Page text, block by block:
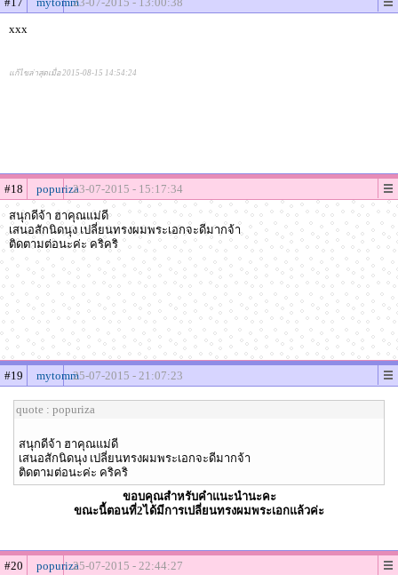
xxx
แก้ไขล่าสุดเมื่อ 2015-08-15 14:54:24
#18 popuriza23-07-2015 - 15:17:34
สนุกดีจ้า ฮาคุณแม่ดี
เสนอสักนิดนุง เปลี่ยนทรงผมพระเอกจะดีมากจ้า
ติดตามต่อนะค่ะ คริคริ
#19 mytomm25-07-2015 - 21:07:23
quote : popuriza
สนุกดีจ้า ฮาคุณแม่ดี
เสนอสักนิดนุง เปลี่ยนทรงผมพระเอกจะดีมากจ้า
ติดตามต่อนะค่ะ คริคริ
ขอบคุณสำหรับคำแนะนำนะคะ
ขณะนี้ตอนที่2ได้มีการเปลี่ยนทรงผมพระเอกแล้วค่ะ
#20 popuriza25-07-2015 - 22:44:27